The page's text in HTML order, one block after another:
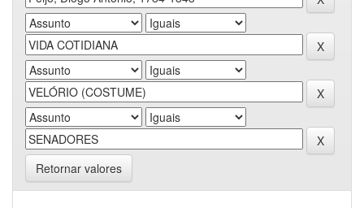
Retornar valores